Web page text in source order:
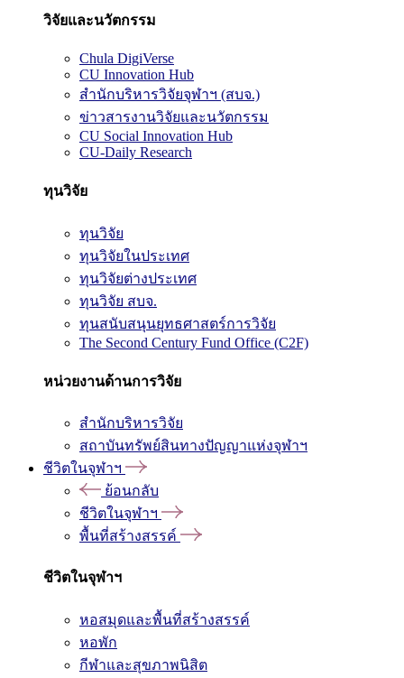
วิจัยและนวัตกรรม
Chula DigiVerse
CU Innovation Hub
สำนักบริหารวิจัยจุฬาฯ (สบจ.)
ข่าวสารงานวิจัยและนวัตกรรม
CU Social Innovation Hub
CU-Daily Research
ทุนวิจัย
ทุนวิจัย
ทุนวิจัยในประเทศ
ทุนวิจัยต่างประเทศ
ทุนวิจัย สบจ.
ทุนสนับสนุนยุทธศาสตร์การวิจัย
The Second Century Fund Office (C2F)
หน่วยงานด้านการวิจัย
สำนักบริหารวิจัย
สถาบันทรัพย์สินทางปัญญาแห่งจุฬาฯ
ชีวิตในจุฬาฯ
ย้อนกลับ
ชีวิตในจุฬาฯ
พื้นที่สร้างสรรค์
ชีวิตในจุฬาฯ
หอสมุดและพื้นที่สร้างสรรค์
หอพัก
กีฬาและสุขภาพนิสิต